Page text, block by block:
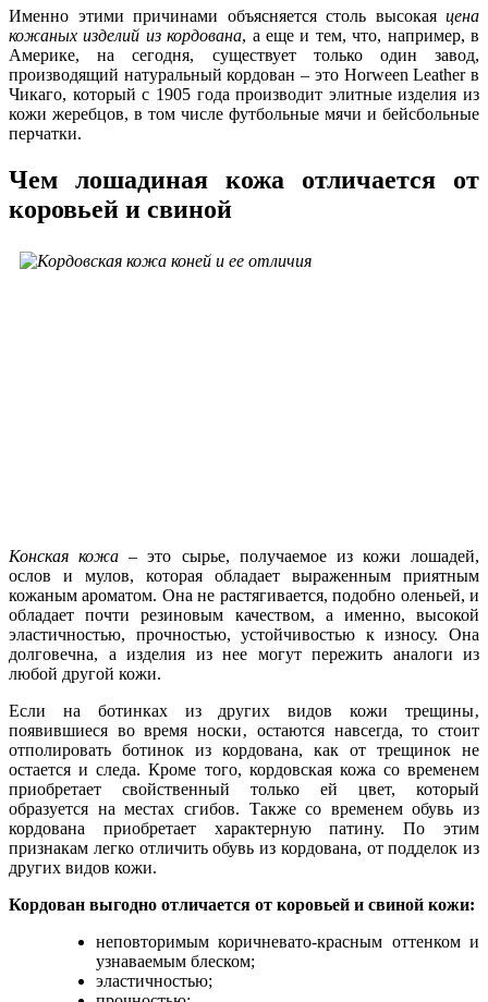
Именно этими причинами объясняется столь высокая цена
кожаных изделий из кордована, а еще и тем, что, например, в
Америке, на сегодня, существует только один завод,
производящий натуральный кордован – это Horween Leather в
Чикаго, который с 1905 года производит элитные изделия из
кожи жеребцов, в том числе футбольные мячи и бейсбольные
перчатки.
Чем лошадиная кожа отличается от
коровьей и свиной
Конская кожа – это сырье, получаемое из кожи лошадей,
ослов и мулов, которая обладает выраженным приятным
кожаным ароматом. Она не растягивается, подобно оленьей, и
обладает почти резиновым качеством, а именно, высокой
эластичностью, прочностью, устойчивостью к износу. Она
долговечна, а изделия из нее могут пережить аналоги из
любой другой кожи.
Если на ботинках из других видов кожи трещины‚
появившиеся во время носки‚ остаются навсегда, то стоит
отполировать ботинок из кордована, как от трещинок не
остается и следа. Кроме того, кордовская кожа со временем
приобретает свойственный только ей цвет, который
образуется на местах сгибов. Также со временем обувь из
кордована приобретает характерную патину. По этим
признакам легко отличить обувь из кордована, от подделок из
других видов кожи.
Кордован выгодно отличается от коровьей и свиной кожи:
неповторимым коричневато-красным оттенком и
узнаваемым блеском;
эластичностью;